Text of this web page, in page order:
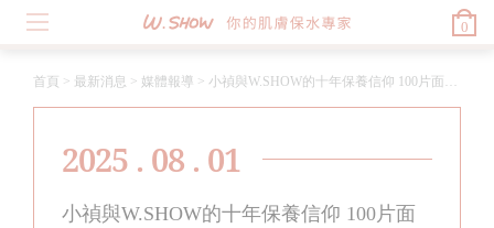
0
首頁 > 最新消息 > 媒體報導 > 小禎與W.SHOW的十年保養信仰 100片面膜隨行 南法曬後也要發光
2025 . 08 . 01
小禎與W.SHOW的十年保養信仰 100片面